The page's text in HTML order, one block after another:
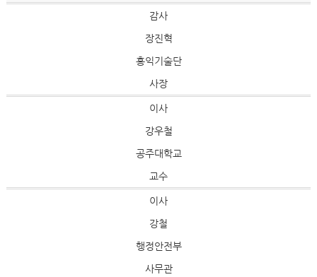
감사
장진혁
홍익기술단
사장
이사
강우철
공주대학교
교수
이사
강철
행정안전부
사무관